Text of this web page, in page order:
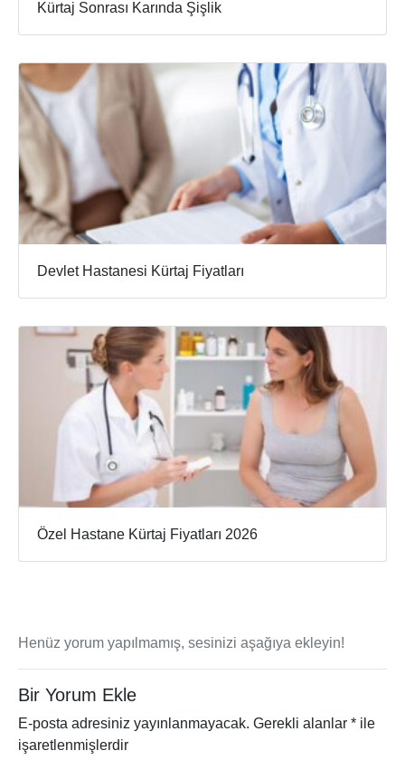
Kürtaj Sonrası Karında Şişlik
Devlet Hastanesi Kürtaj Fiyatları
Özel Hastane Kürtaj Fiyatları 2026
Henüz yorum yapılmamış, sesinizi aşağıya ekleyin!
Bir Yorum Ekle
E-posta adresiniz yayınlanmayacak. Gerekli alanlar * ile
işaretlenmişlerdir